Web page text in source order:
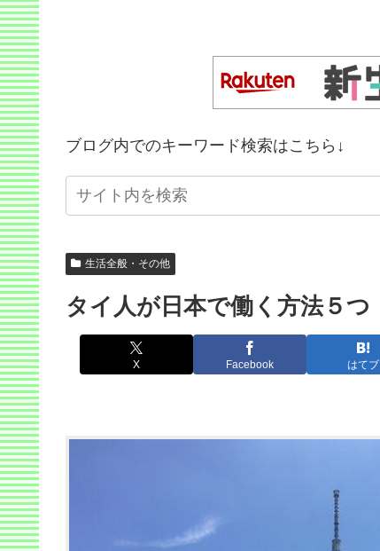
ブログ内でのキーワード検索はこちら↓
生活全般・その他
タイ人が日本で働く方法５つ
X Facebook はてブ